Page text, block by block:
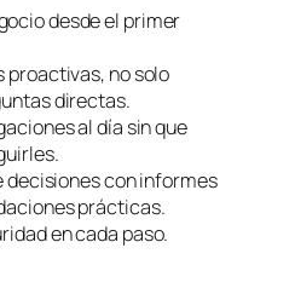
desde el primer
no solo
directas.
al día sin que
decisiones con informes
prácticas.
en cada paso.